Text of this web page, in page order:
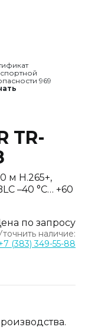
969
TR-
м H.265+,
–40 °C… +60
по запросу
наличие:
(383) 349-55-88